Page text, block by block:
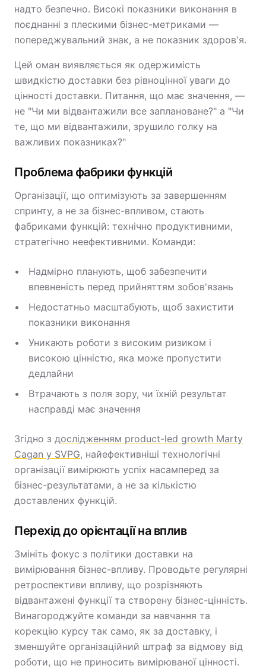
надто безпечно. Високі показники виконання в
поєднанні з плескими бізнес-метриками —
попереджувальний знак, а не показник здоров'я.
Цей оман виявляється як одержимість
швидкістю доставки без рівноцінної уваги до
цінності доставки. Питання, що має значення, —
не "Чи ми відвантажили все заплановане?" а "Чи
те, що ми відвантажили, зрушило голку на
важливих показниках?"
Проблема фабрики функцій
Організації, що оптимізують за завершенням
спринту, а не за бізнес-впливом, стають
фабриками функцій: технічно продуктивними,
стратегічно неефективними. Команди:
Надмірно планують, щоб забезпечити
впевненість перед прийняттям зобов'язань
Недостатньо масштабують, щоб захистити
показники виконання
Уникають роботи з високим ризиком і
високою цінністю, яка може пропустити
дедлайни
Втрачають з поля зору, чи їхній результат
насправді має значення
Згідно з дослідженням product-led growth Marty
Cagan у SVPG, найефективніші технологічні
організації вимірюють успіх насамперед за
бізнес-результатами, а не за кількістю
доставлених функцій.
Перехід до орієнтації на вплив
Змініть фокус з полiтики доставки на
вимірювання бізнес-впливу. Проводьте регулярні
ретроспективи впливу, що розрізняють
відвантажені функції та створену бізнес-цінність.
Винагороджуйте команди за навчання та
корекцію курсу так само, як за доставку, і
зменшуйте організаційний штраф за відмову від
роботи, що не приносить вимірюваної цінності.